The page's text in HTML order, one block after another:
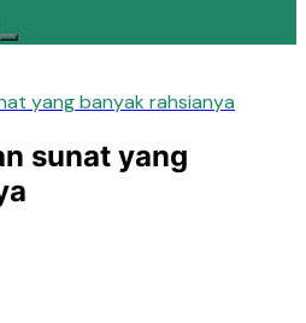
yang banyak rahsianya
sunat yang